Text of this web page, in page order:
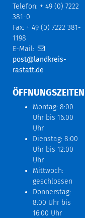
Telefon: + 49 (0) 7222
381-0
Fax: + 49 (0) 7222 381-
1198
E-Mail:
post@landkreis-
rastatt.de
ÖFFNUNGSZEITEN
Montag: 8:00
Uhr bis 16:00
Uhr
Dienstag: 8:00
Uhr bis 12:00
Uhr
Mittwoch:
geschlossen
Donnerstag:
8:00 Uhr bis
16:00 Uhr